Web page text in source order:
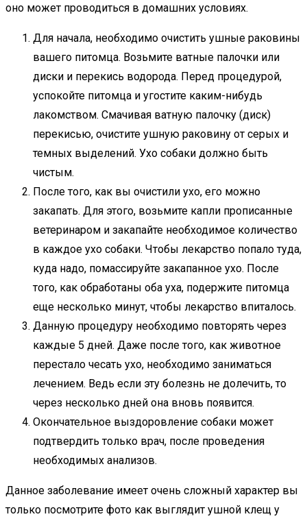
оно может проводиться в домашних условиях.
Для начала, необходимо очистить ушные раковины
вашего питомца. Возьмите ватные палочки или
диски и перекись водорода. Перед процедурой,
успокойте питомца и угостите каким-нибудь
лакомством. Смачивая ватную палочку (диск)
перекисью, очистите ушную раковину от серых и
темных выделений. Ухо собаки должно быть
чистым.
После того, как вы очистили ухо, его можно
закапать. Для этого, возьмите капли прописанные
ветеринаром и закапайте необходимое количество
в каждое ухо собаки. Чтобы лекарство попало туда,
куда надо, помассируйте закапанное ухо. После
того, как обработаны оба уха, подержите питомца
еще несколько минут, чтобы лекарство впиталось.
Данную процедуру необходимо повторять через
каждые 5 дней. Даже после того, как животное
перестало чесать ухо, необходимо заниматься
лечением. Ведь если эту болезнь не долечить, то
через несколько дней она вновь появится.
Окончательное выздоровление собаки может
подтвердить только врач, после проведения
необходимых анализов.
Данное заболевание имеет очень сложный характер вы
только посмотрите фото как выглядит ушной клещ у